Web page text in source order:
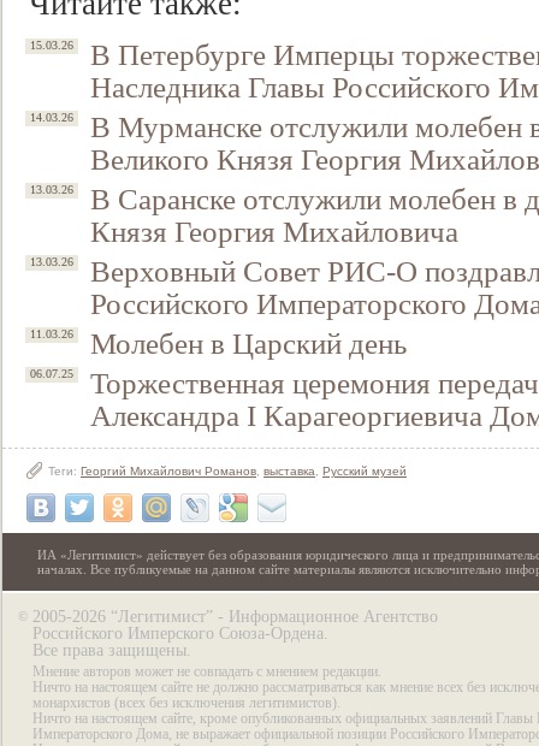
15.03.26
В Петербурге Имперцы
Наследника Главы Российского
14.03.26
В Мурманске отслужили молебен
Великого Князя Георгия
13.03.26
В Саранске отслужили молебен в
Князя Георгия Михайловича
13.03.26
Верховный Совет РИС-О
Российского Императорского
11.03.26 Молебен в Царский день
06.07.25
Торжественная церемония
Александра I Карагеоргиевича
Теги: Георгий Михайлович Романов выставка Русский музей
ИА «Легитимист» действует без образования юридического лица и
началах. Все публикуемые на данном сайте материалы являются исключительно
© 2005-2026 “Легитимист” - Информационное Агентство
Российского Имперского Союза-Ордена.
Все права защищены.
Мнение авторов может не совпадать с мнением редакции.
Ничто на настоящем сайте не должно рассматриваться как мнение всех без
монархистов (всех без исключения легитимистов).
Ничто на настоящем сайте, кроме опубликованных официальных заявлений Главы
Императорского Дома, не выражает официальной позиции Российского